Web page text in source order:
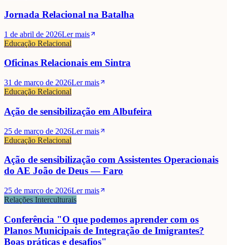
Jornada Relacional na Batalha
1 de abril de 2026Ler mais
Educação Relacional
Oficinas Relacionais em Sintra
31 de março de 2026Ler mais
Educação Relacional
Ação de sensibilização em Albufeira
25 de março de 2026Ler mais
Educação Relacional
Ação de sensibilização com Assistentes Operacionais
do AE João de Deus — Faro
25 de março de 2026Ler mais
Relações Interculturais
Conferência "O que podemos aprender com os
Planos Municipais de Integração de Imigrantes?
Boas práticas e desafios"